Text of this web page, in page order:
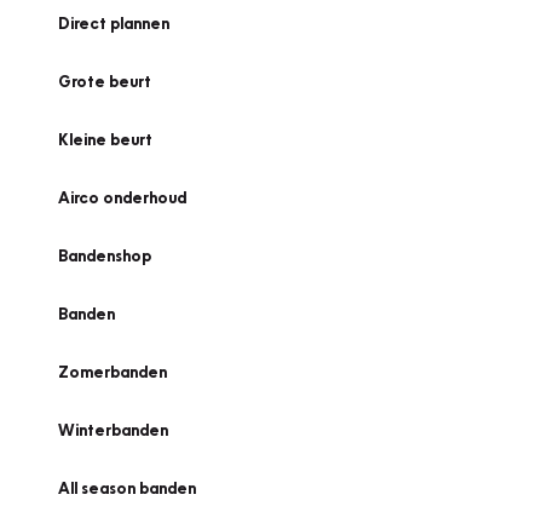
Direct plannen
Grote beurt
Kleine beurt
Airco onderhoud
Bandenshop
Banden
Zomerbanden
Winterbanden
All season banden